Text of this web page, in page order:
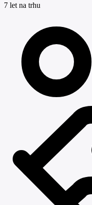
7 let na trhu